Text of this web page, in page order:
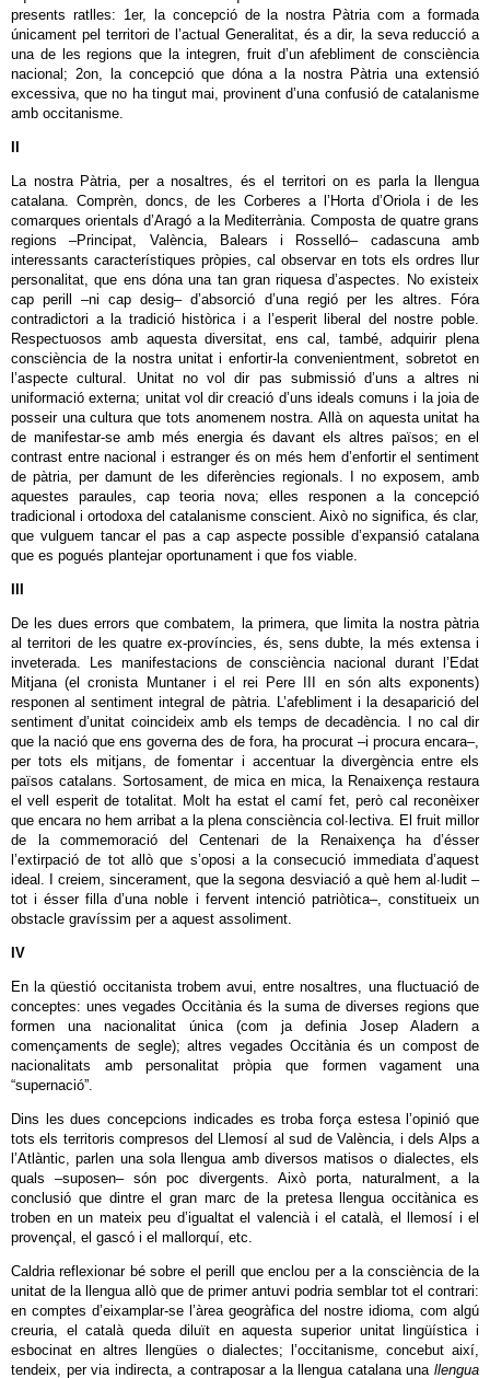
presents ratlles: 1er, la concepció de la nostra Pàtria com a formada
únicament pel territori de l’actual Generalitat, és a dir, la seva reducció a
una de les regions que la integren, fruit d’un afebliment de consciència
nacional; 2on, la concepció que dóna a la nostra Pàtria una extensió
excessiva, que no ha tingut mai, provinent d’una confusió de catalanisme
amb occitanisme.
La nostra Pàtria, per a nosaltres, és el territori on es parla la llengua
catalana. Comprèn, doncs, de les Corberes a l’Horta d’Oriola i de les
comarques orientals d’Aragó a la Mediterrània. Composta de quatre grans
regions –Principat, València, Balears i Rosselló– cadascuna amb
interessants característiques pròpies, cal observar en tots els ordres llur
personalitat, que ens dóna una tan gran riquesa d’aspectes. No existeix
cap perill –ni cap desig– d’absorció d’una regió per les altres. Fóra
contradictori a la tradició històrica i a l’esperit liberal del nostre poble.
Respectuosos amb aquesta diversitat, ens cal, també, adquirir plena
consciència de la nostra unitat i enfortir‐la convenientment, sobretot en
l’aspecte cultural. Unitat no vol dir pas submissió d’uns a altres ni
uniformació externa; unitat vol dir creació d’uns ideals comuns i la joia de
posseir una cultura que tots anomenem nostra. Allà on aquesta unitat ha
de manifestar‐se amb més energia és davant els altres països; en el
contrast entre nacional i estranger és on més hem d’enfortir el sentiment
de pàtria, per damunt de les diferències regionals. I no exposem, amb
aquestes paraules, cap teoria nova; elles responen a la concepció
tradicional i ortodoxa del catalanisme conscient. Això no significa, és clar,
que vulguem tancar el pas a cap aspecte possible d’expansió catalana
que es pogués plantejar oportunament i que fos viable.
De les dues errors que combatem, la primera, que limita la nostra pàtria
al territori de les quatre ex‐províncies, és, sens dubte, la més extensa i
inveterada. Les manifestacions de consciència nacional durant l’Edat
Mitjana (el cronista Muntaner i el rei Pere III en són alts exponents)
responen al sentiment integral de pàtria. L’afebliment i la desaparició del
sentiment d’unitat coincideix amb els temps de decadència. I no cal dir
que la nació que ens governa des de fora, ha procurat –i procura encara–,
per tots els mitjans, de fomentar i accentuar la divergència entre els
països catalans. Sortosament, de mica en mica, la Renaixença restaura
el vell esperit de totalitat. Molt ha estat el camí fet, però cal reconèixer
que encara no hem arribat a la plena consciència col∙lectiva. El fruit millor
de la commemoració del Centenari de la Renaixença ha d’ésser
l’extirpació de tot allò que s’oposi a la consecució immediata d’aquest
ideal. I creiem, sincerament, que la segona desviació a què hem al∙ludit –
tot i ésser filla d’una noble i fervent intenció patriòtica–, constitueix un
obstacle gravíssim per a aquest assoliment.
IV
En la qüestió occitanista trobem avui, entre nosaltres, una fluctuació de
conceptes: unes vegades Occitània és la suma de diverses regions que
formen una nacionalitat única (com ja definia Josep Aladern a
començaments de segle); altres vegades Occitània és un compost de
nacionalitats amb personalitat pròpia que formen vagament una
“supernació”.
Dins les dues concepcions indicades es troba força estesa l’opinió que
tots els territoris compresos del Llemosí al sud de València, i dels Alps a
l’Atlàntic, parlen una sola llengua amb diversos matisos o dialectes, els
quals –suposen– són poc divergents. Això porta, naturalment, a la
conclusió que dintre el gran marc de la pretesa llengua occitànica es
troben en un mateix peu d’igualtat el valencià i el català, el llemosí i el
provençal, el gascó i el mallorquí, etc.
Caldria reflexionar bé sobre el perill que enclou per a la consciència de la
unitat de la llengua allò que de primer antuvi podria semblar tot el contrari:
en comptes d’eixamplar‐se l’àrea geogràfica del nostre idioma, com algú
creuria, el català queda diluït en aquesta superior unitat lingüística i
esbocinat en altres llengües o dialectes; l’occitanisme, concebut així,
tendeix, per via indirecta, a contraposar a la llengua catalana una llengua